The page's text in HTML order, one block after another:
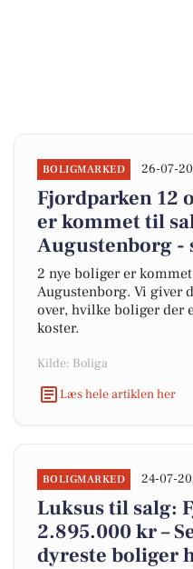
BOLIGMARKED 26-07-
Fjordparken 12
er kommet til
Augustenborg -
2 nye boliger er
Augustenborg. Vi giver
over, hvilke boliger der
koster.
Kilde: Boliga
Læs hele artiklen her
BOLIGMARKED 24-07-
Luksus til salg:
2.895.000 kr –
dyreste boliger